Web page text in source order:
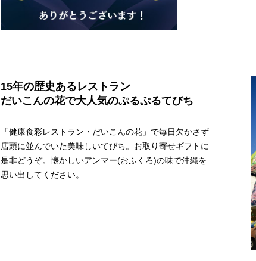
15年の歴史あるレストラン
だいこんの花で大人気のぷるぷるてびち
「健康食彩レストラン・だいこんの花」で毎日欠かさず
店頭に並んでいた美味しいてびち。お取り寄せギフトに
是非どうぞ。懐かしいアンマー(おふくろ)の味で沖縄を
思い出してください。